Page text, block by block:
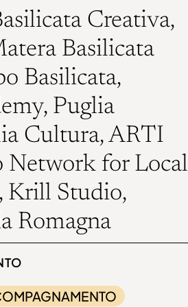
Creativa,
Basilicata
Basilicata,
Puglia
Cultura, ARTI
Network for Local
Krill Studio,
Romagna